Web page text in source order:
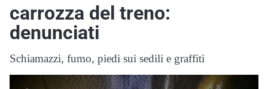
carrozza del treno:
denunciati
Schiamazzi, fumo, piedi sui sedili e graffiti